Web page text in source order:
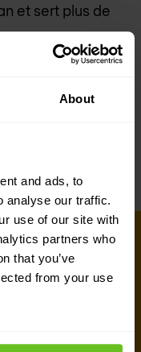
About
and ads, to
analyse our traffic.
use of our site with
partners who
that you’ve
from your use
et sert plus de
nationales,
et des
plus sur ce